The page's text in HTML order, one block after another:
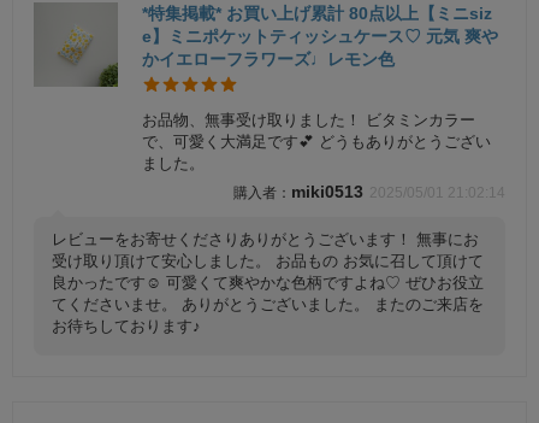
*特集掲載* お買い上げ累計 80点以上【ミニsiz
e】ミニポケットティッシュケース♡ 元気 爽や
かイエローフラワーズ♩レモン色
お品物、無事受け取りました！ ビタミンカラー
で、可愛く大満足です💕 どうもありがとうござい
ました。
miki0513 2025/05/01 21:02:14
レビューをお寄せくださりありがとうございます！ 無事にお
受け取り頂けて安心しました。 お品もの お気に召して頂けて
良かったです☺️ 可愛くて爽やかな色柄ですよね♡ ぜひお役立
てくださいませ。 ありがとうございました。 またのご来店を
お待ちしております♪